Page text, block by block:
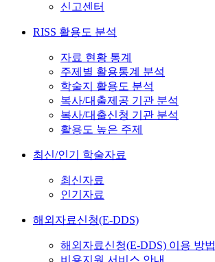
신고센터
RISS 활용도 분석
자료 현황 통계
주제별 활용통계 분석
학술지 활용도 분석
복사/대출제공 기관 분석
복사/대출신청 기관 분석
활용도 높은 주제
최신/인기 학술자료
최신자료
인기자료
해외자료신청(E-DDS)
해외자료신청(E-DDS) 이용 방법
비용지원 서비스 안내